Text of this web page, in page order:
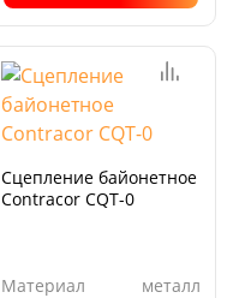
Сцепление байонетное
Contracor CQТ-0
Материал
металл